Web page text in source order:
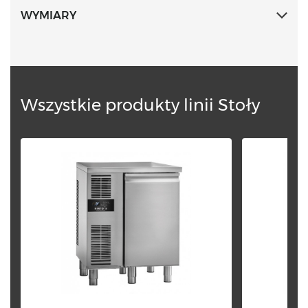
Zaokrąglone kąty wewnętrzne oraz wyciągane
WYMIARY
Wszystkie produkty linii Stoły